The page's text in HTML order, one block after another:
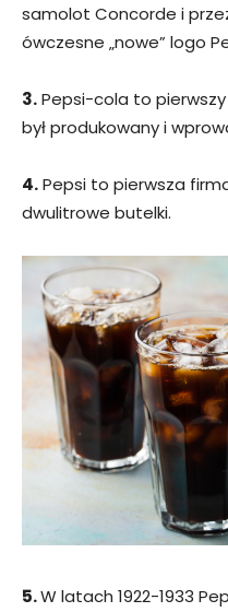
samolot Concorde i
ówczesne „nowe” logo
3.Pepsi-cola to
był produkowany i
4.Pepsi to pierwsza
dwulitrowe butelki.
5.W latach 1922-1933